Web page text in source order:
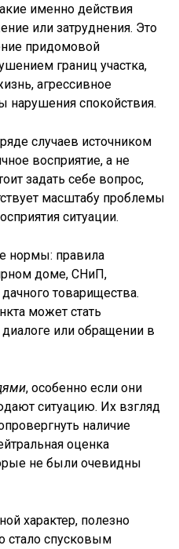
именно действия
или затруднения. Это
придомовой
границ участка,
агрессивное
спокойствия.
случаев источником
восприятие, а не
задать себе вопрос,
масштабу проблемы
ситуации.
нормы: правила
доме, СНиП,
товарищества.
может стать
или обращении в
, особенно если они
ситуацию. Их взгляд
наличие
оценка
не были очевидны
характер, полезно
стало спусковым